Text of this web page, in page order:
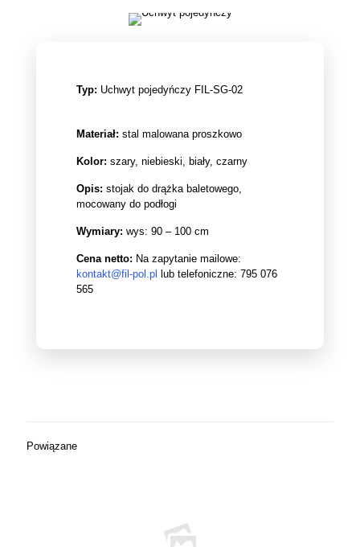
Typ: Uchwyt pojedyńczy FIL-SG-02
Materiał: stal malowana proszkowo
Kolor: szary, niebieski, biały, czarny
Opis: stojak do drążka baletowego,
mocowany do podłogi
Wymiary: wys: 90 – 100 cm
Cena netto: Na zapytanie mailowe:
kontakt@fil-pol.pl
lub telefoniczne: 795 076
565
Powiązane